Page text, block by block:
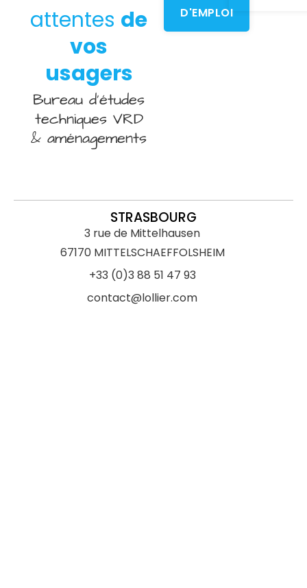
attentes de
vos
usagers
Bureau d’études
techniques VRD
& aménagements
D'EMPLOI
STRASBOURG
3 rue de Mittelhausen
67170 MITTELSCHAEFFOLSHEIM
+33 (0)3 88 51 47 93
contact@lollier.com